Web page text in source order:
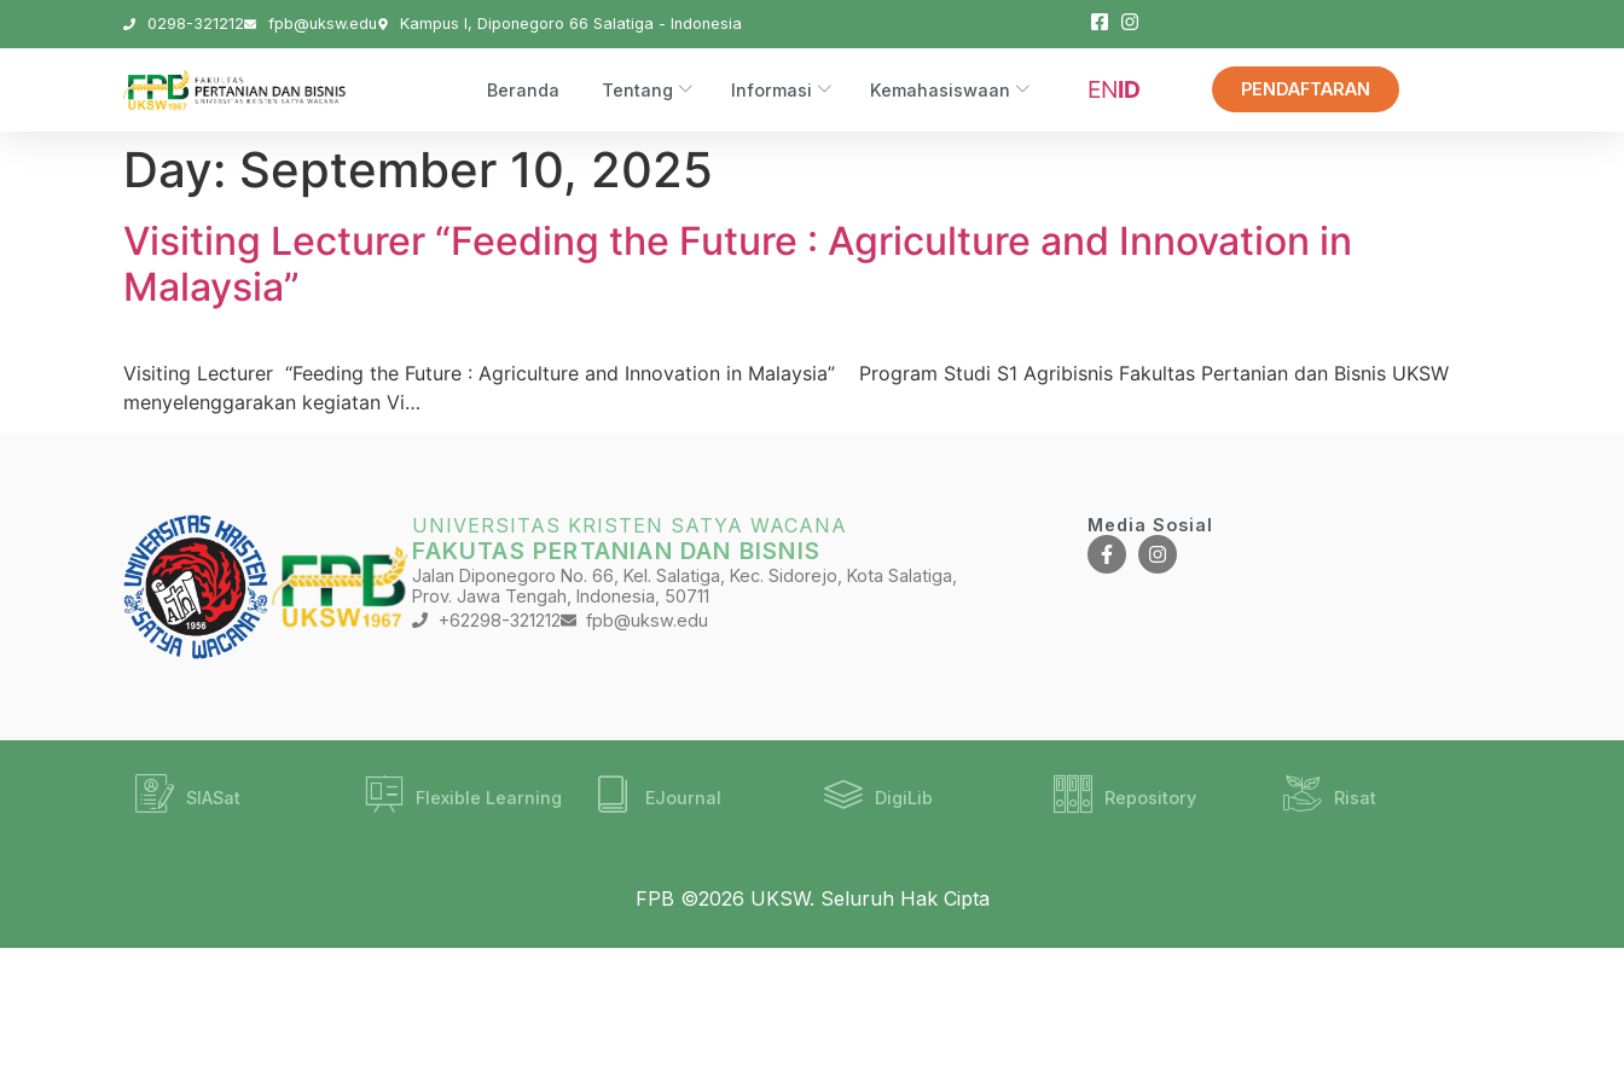
0298-321212 fpb@uksw.edu Kampus I, Diponegoro 66 Salatiga - Indonesia
Beranda Tentang Informasi Kemahasiswaan ENID PENDAFTARAN
Day: September 10, 2025
Visiting Lecturer “Feeding the Future : Agriculture and Innovation in
Malaysia”
Visiting Lecturer “Feeding the Future : Agriculture and Innovation in Malaysia” Program Studi S1 Agribisnis Fakultas Pertanian dan Bisnis UKSW
menyelenggarakan kegiatan Vi…
UNIVERSITAS KRISTEN SATYA WACANA
FAKUTAS PERTANIAN DAN BISNIS
Jalan Diponegoro No. 66, Kel. Salatiga, Kec. Sidorejo, Kota Salatiga,
Prov. Jawa Tengah, Indonesia, 50711
+62298-321212
fpb@uksw.edu
Media Sosial
SIASat Flexible Learning EJournal DigiLib Repository Risat
FPB ©2026 UKSW. Seluruh Hak Cipta